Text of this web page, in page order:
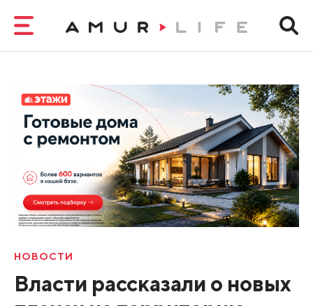
НОВОСТИ
Власти рассказали о новых